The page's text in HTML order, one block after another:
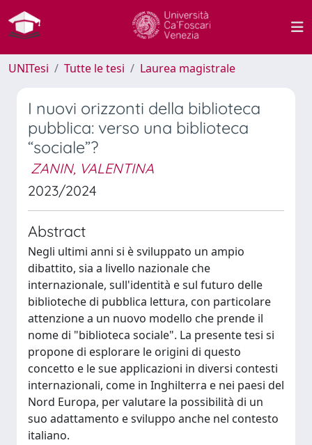
UNITesi Tutte le tesi Laurea magistrale
I nuovi orizzonti della biblioteca
pubblica: verso una biblioteca
“sociale”?
ZANIN, VALENTINA
2023/2024
Abstract
Negli ultimi anni si è sviluppato un ampio
dibattito, sia a livello nazionale che
internazionale, sull'identità e sul futuro delle
biblioteche di pubblica lettura, con particolare
attenzione a un nuovo modello che prende il
nome di "biblioteca sociale". La presente tesi si
propone di esplorare le origini di questo
concetto e le sue applicazioni in diversi contesti
internazionali, come in Inghilterra e nei paesi del
Nord Europa, per valutare la possibilità di un
suo adattamento e sviluppo anche nel contesto
italiano. ​